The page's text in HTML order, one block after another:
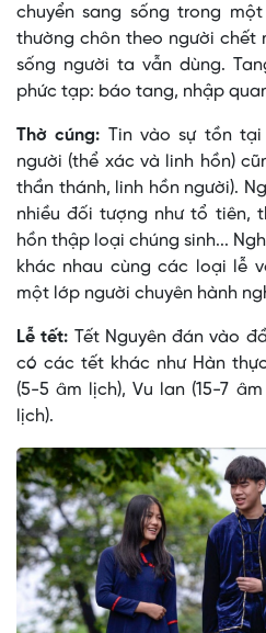
chuyển sang sống trong
thường chôn theo người chết
sống người ta vẫn dùng.
phức tạp: báo tang, nhập
Thờ cúng: Tin vào sự tồn
người (thể xác và linh hồn)
thần thánh, linh hồn người).
nhiều đối tượng như tổ tiên,
hồn thập loại chúng sinh...
khác nhau cùng các loại lễ
một lớp người chuyên hành
Lễ tết: Tết Nguyên đán vào
có các tết khác như Hàn
(5-5 âm lịch), Vu lan (15-7
lịch).